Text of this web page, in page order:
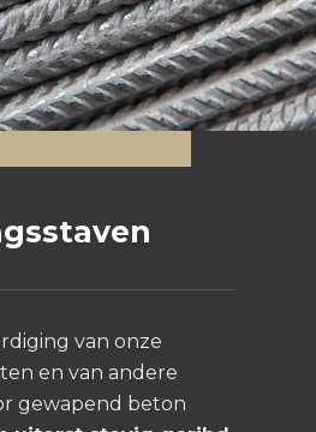
van onze
en van andere
gewapend beton